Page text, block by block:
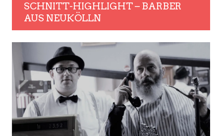
SCHNITT-HIGHLIGHT – BARBER
AUS NEUKÖLLN